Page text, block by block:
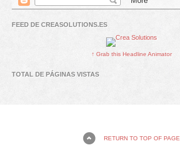
FEED DE CREASOLUTIONS.ES
↑ Grab this Headline Animator
TOTAL DE PÁGINAS VISTAS
RETURN TO TOP OF PAGE